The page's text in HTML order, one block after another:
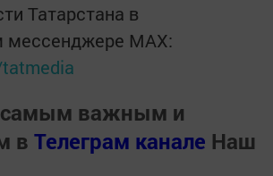
Татарстана в
мессенджере MАХ:
самым важным и
в Телеграм канале Наш